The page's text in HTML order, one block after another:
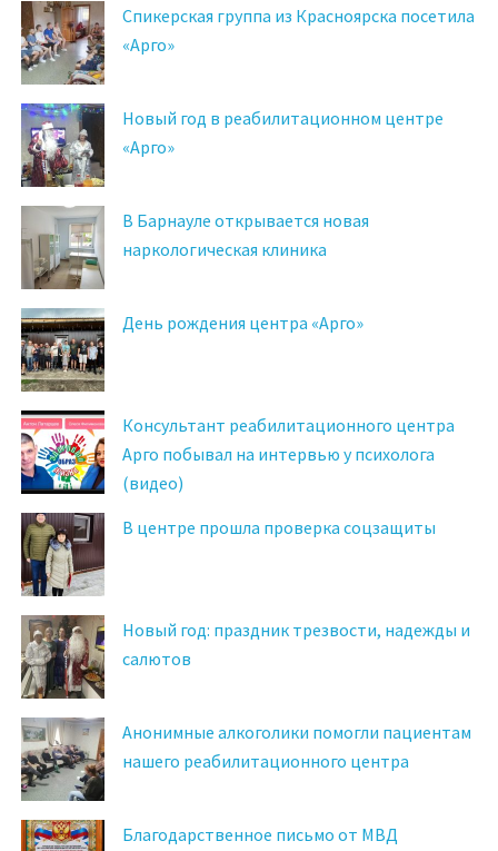
Спикерская группа из Красноярска посетила
«Арго»
Новый год в реабилитационном центре
«Арго»
В Барнауле открывается новая
наркологическая клиника
День рождения центра «Арго»
Консультант реабилитационного центра
Арго побывал на интервью у психолога
(видео)
В центре прошла проверка соцзащиты
Новый год: праздник трезвости, надежды и
салютов
Анонимные алкоголики помогли пациентам
нашего реабилитационного центра
Благодарственное письмо от МВД